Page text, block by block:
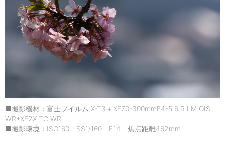
■撮影機材：富士フイルム X-T3＋XF70-300mmF4-5.6 R LM OIS
WR+XF2X TC WR
■撮影環境：ISO160 SS1/160 F14 焦点距離462mm